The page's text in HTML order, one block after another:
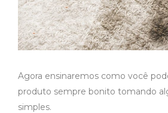
Agora ensinaremos como você
produto sempre bonito tomando
simples.